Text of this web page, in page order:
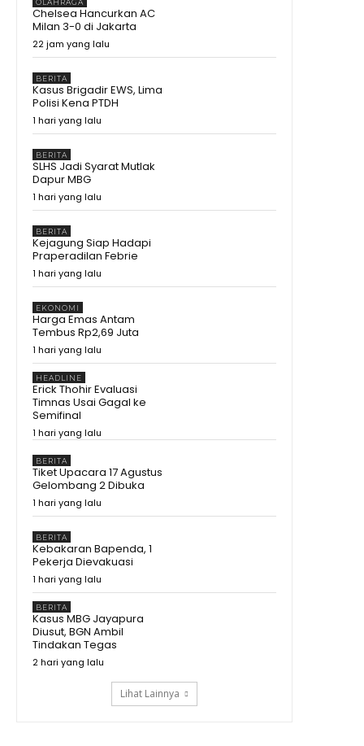
Tipe 36, Cuma 14 Hari Rp190
Juta
09:16
Buku SD-SMA Dicek Prabowo
Satu per Satu, Begini
Prabowo Soroti Buku Pelajaran,
Tulisan Kecil hingga Kertas
Detik-Detik Hakim Saldi Isra
Pamer Gas ANG, Lebih Awet dan
Hemat
15:25
MK Soroti Batas Logika Politik
11:10
Ahli Presiden Dicecar Hakim MK
Ekonomi Melejit 34,17%, Tapi
Gubernur Sherly Tanya Apakah
Maatnya Sampai ke Rakyat?
12:37
Maba Undip Ternyata Sudah
Jadi Bibit Pengusaha
15:02
Bagaimana Rasanya?
Prabowo Cicipi Kripik Ubi Ungu
Tak Disangka! Gegara dengar
Curhat Mahasiswa, Mentan
Amran Langsung Telepon
Bulog
09:22
2 Tahun? Awalnya Cuma
Dengar Curhat Soal Beras
08:54
Prabowo Kumpulkan Buku
Pelajaran Asia Tenggara,
Mana?
Kenapa Prabowo Sampai
Kumpulkan Buku Pelajaran
Asean? #shorts #trending
02:15
OLAHRAGA
Chelsea Hancurkan AC
Milan 3-0 di Jakarta
22 jam yang lalu
BERITA
Kasus Brigadir EWS, Lima
Polisi Kena PTDH
1 hari yang lalu
BERITA
SLHS Jadi Syarat Mutlak
Dapur MBG
1 hari yang lalu
BERITA
Kejagung Siap Hadapi
Praperadilan Febrie
1 hari yang lalu
EKONOMI
Harga Emas Antam
Tembus Rp2,69 Juta
1 hari yang lalu
HEADLINE
Erick Thohir Evaluasi
Timnas Usai Gagal ke
Semifinal
1 hari yang lalu
BERITA
Tiket Upacara 17 Agustus
Gelombang 2 Dibuka
1 hari yang lalu
BERITA
Kebakaran Bapenda, 1
Pekerja Dievakuasi
1 hari yang lalu
BERITA
Kasus MBG Jayapura
Diusut, BGN Ambil
Tindakan Tegas
2 hari yang lalu
Lihat Lainnya